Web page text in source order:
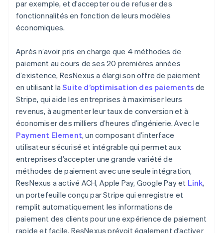
par exemple, et d’accepter ou de refuser des
fonctionnalités en fonction de leurs modèles
économiques.
Après n’avoir pris en charge que 4 méthodes de
paiement au cours de ses 20 premières années
d’existence, ResNexus a élargi son offre de paiement
en utilisant laSuite d’optimisation des paiements de
Stripe, qui aide les entreprises à maximiser leurs
revenus, à augmenter leur taux de conversion et à
économiser des milliers d’heures d’ingénierie. Avec le
Payment Element, un composant d’interface
utilisateur sécurisé et intégrable qui permet aux
entreprises d’accepter une grande variété de
méthodes de paiement avec une seule intégration,
ResNexus a activé ACH, Apple Pay, Google Pay et Link,
un portefeuille conçu par Stripe qui enregistre et
remplit automatiquement les informations de
paiement des clients pour une expérience de paiement
rapide et facile. ResNexus prévoit également d’activer